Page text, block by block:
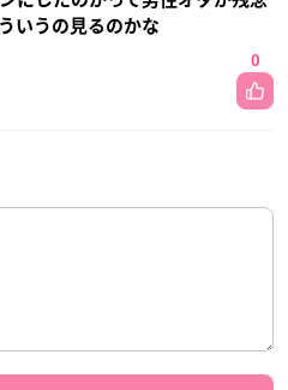
いうの見るのかな
0